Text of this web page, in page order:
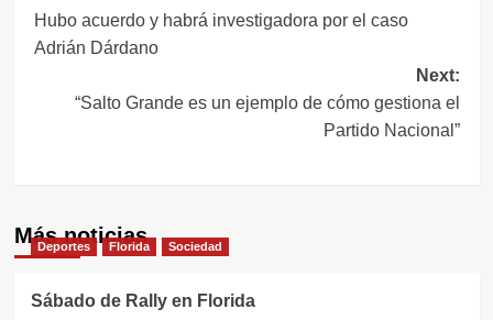
de
Hubo acuerdo y habrá investigadora por el caso
Adrián Dárdano
Next:
“Salto Grande es un ejemplo de cómo gestiona el
Partido Nacional”
Más noticias
Deportes Florida Sociedad
Sábado de Rally en Florida